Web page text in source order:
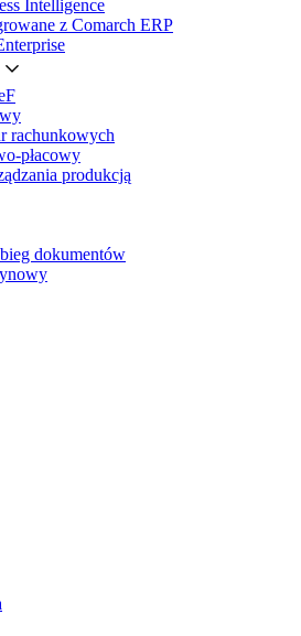
Intelligence
z Comarch ERP
rachunkowych
płacowy
produkcją
dokumentów